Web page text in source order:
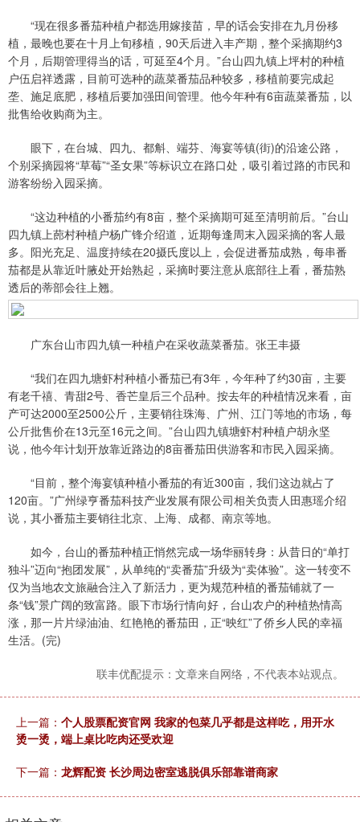
“现在很多番茄种植户都选用嫁接苗，早的话会安排在九月份移
植，最晚也要在十月上旬移植，90天后进入丰产期，整个采摘期约3
个月，后期管理得当的话，可延至4个月。”台山四九镇上坪村的种植
户伍启祥透露，目前可选种的蔬菜番茄品种较多，移植前要完成起
垄、施足底肥，移植后要加强田间管理。他今年种有6亩蔬菜番茄，以
批售给收购商为主。
眼下，在台城、四九、都斛、端芬、海宴等镇(街)的沿途公路，
个别采摘园将“草莓”“圣女果”等标识立在路口处，吸引着过路的市民和
游客纷纷入园采摘。
“这边种植的小番茄约有8亩，整个采摘期可延至清明前后。”台山
四九镇上蓢村种植户杨广锋介绍道，近期每逢周末入园采摘的客人最
多。阳光充足、温度持续在20摄氏度以上，会促进番茄成熟，每串番
茄都是从靠近叶腋处开始熟起，采摘时要注意从底部往上看，番茄熟
透后的蒂部会往上翘。
广东台山市四九镇一种植户在采收蔬菜番茄。张王丰摄
“我们在四九塘虾村种植小番茄已有3年，今年种了约30亩，主要
有老千禧、青甜2号、香芒皇后三个品种。按去年的种植情况来看，亩
产可达2000至2500公斤，主要销往珠海、广州、江门等地的市场，每
公斤批售价在13元至16元之间。”台山四九镇塘虾村种植户胡永坚
说，他今年计划开放靠近路边的8亩番茄田供游客和市民入园采摘。
“目前，整个海宴镇种植小番茄的有近300亩，我们这边就占了
120亩。”广州绿亨番茄科技产业发展有限公司相关负责人田惠瑶介绍
说，其小番茄主要销往北京、上海、成都、南京等地。
如今，台山的番茄种植正悄然完成一场华丽转身：从昔日的“单打
独斗”迈向“抱团发展”，从单纯的“卖番茄”升级为“卖体验”。这一转变不
仅为当地农文旅融合注入了新活力，更为规范种植的番茄铺就了一
条“钱”景广阔的致富路。眼下市场行情向好，台山农户的种植热情高
涨，那一片片绿油油、红艳艳的番茄田，正“映红”了侨乡人民的幸福
生活。(完)
联丰优配提示：文章来自网络，不代表本站观点。
上一篇： 个人股票配资官网 我家的包菜几乎都是这样吃，用开水
烫一烫，端上桌比吃肉还受欢迎
下一篇： 龙辉配资 长沙周边密室逃脱俱乐部靠谱商家